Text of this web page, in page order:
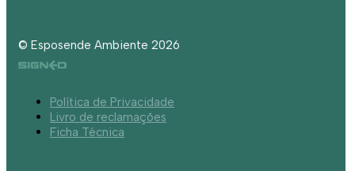
© Esposende Ambiente 2026
Política de Privacidade
Livro de reclamações
Ficha Técnica